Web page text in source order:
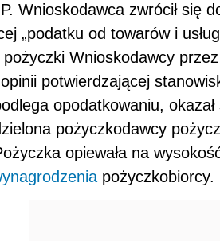
Wnioskodawca zwrócił się
„podatku od towarów i
Wnioskodawcy przez
potwierdzającej
opodatkowaniu,
pożyczkodawcy
opiewała na
pożyczkobiorcy.